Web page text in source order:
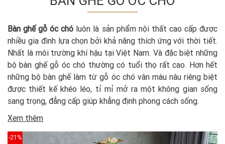
Bàn ghế gỗ óc chó luôn là sản phẩm nội thất cao cấp được
nhiều gia đình lựa chọn bởi khả năng thích ứng với thời tiết.
Nhất là môi trường khí hậu tại Việt Nam. Và đặc biệt những
bộ bàn ghế gỗ óc chó thường có tuổi thọ rất cao. Hơn hết
những bộ bàn ghế làm từ gỗ óc chó vân màu nâu riêng biệt
được thiết kế khéo léo, tỉ mỉ mở ra một không gian sống
sang trọng, đẳng cấp giúp khẳng định phong cách sống.
Xem thêm
-21%